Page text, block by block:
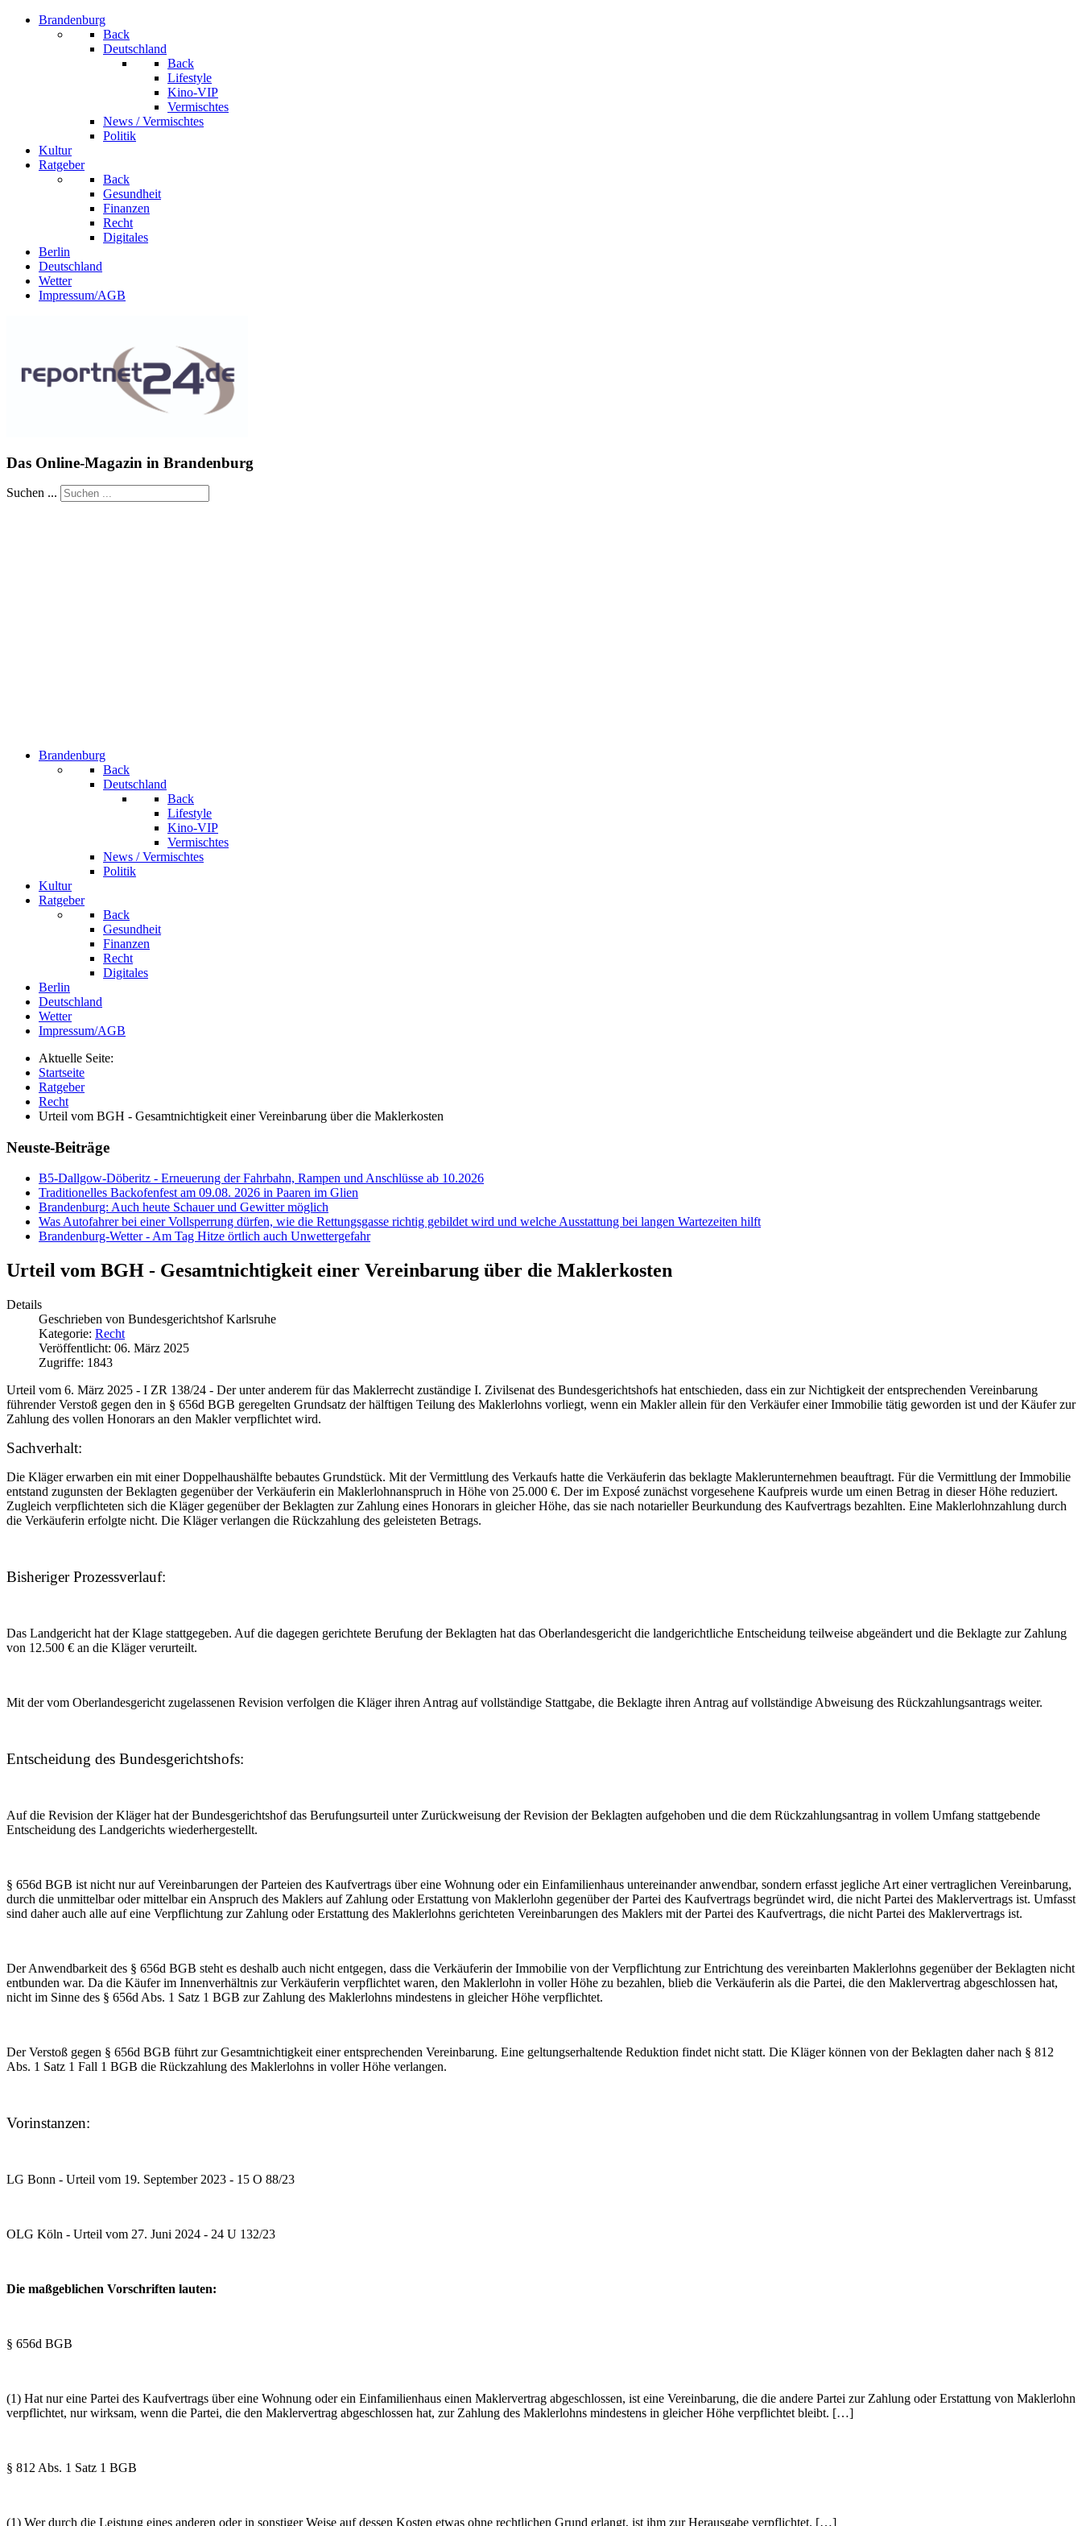
Brandenburg
Back
Deutschland
Back
Lifestyle
Kino-VIP
Vermischtes
News / Vermischtes
Politik
Kultur
Ratgeber
Back
Gesundheit
Finanzen
Recht
Digitales
Berlin
Deutschland
Wetter
Impressum/AGB
Das Online-Magazin in Brandenburg
Suchen ...
Brandenburg
Back
Deutschland
Back
Lifestyle
Kino-VIP
Vermischtes
News / Vermischtes
Politik
Kultur
Ratgeber
Back
Gesundheit
Finanzen
Recht
Digitales
Berlin
Deutschland
Wetter
Impressum/AGB
Aktuelle Seite:
Startseite
Ratgeber
Recht
Urteil vom BGH - Gesamtnichtigkeit einer Vereinbarung über die Maklerkosten
Neuste-Beiträge
B5-Dallgow-Döberitz - Erneuerung der Fahrbahn, Rampen und Anschlüsse ab 10.2026
Traditionelles Backofenfest am 09.08. 2026 in Paaren im Glien
Brandenburg: Auch heute Schauer und Gewitter möglich
Was Autofahrer bei einer Vollsperrung dürfen, wie die Rettungsgasse richtig gebildet wird und welche Ausstattung bei langen Wartezeiten hilft
Brandenburg-Wetter - Am Tag Hitze örtlich auch Unwettergefahr
Urteil vom BGH - Gesamtnichtigkeit einer Vereinbarung über die Maklerkosten
Details
Geschrieben von Bundesgerichtshof Karlsruhe
Kategorie: Recht
Veröffentlicht: 06. März 2025
Zugriffe: 1843
Urteil vom 6. März 2025 - I ZR 138/24 - Der unter anderem für das Maklerrecht zuständige I. Zivilsenat des Bundesgerichtshofs hat entschieden, dass ein zur Nichtigkeit der entsprechenden Vereinbarung
führender Verstoß gegen den in § 656d BGB geregelten Grundsatz der hälftigen Teilung des Maklerlohns vorliegt, wenn ein Makler allein für den Verkäufer einer Immobilie tätig geworden ist und der Käufer zur
Zahlung des vollen Honorars an den Makler verpflichtet wird.
Sachverhalt:
Die Kläger erwarben ein mit einer Doppelhaushälfte bebautes Grundstück. Mit der Vermittlung des Verkaufs hatte die Verkäuferin das beklagte Maklerunternehmen beauftragt. Für die Vermittlung der Immobilie
entstand zugunsten der Beklagten gegenüber der Verkäuferin ein Maklerlohnanspruch in Höhe von 25.000 €. Der im Exposé zunächst vorgesehene Kaufpreis wurde um einen Betrag in dieser Höhe reduziert.
Zugleich verpflichteten sich die Kläger gegenüber der Beklagten zur Zahlung eines Honorars in gleicher Höhe, das sie nach notarieller Beurkundung des Kaufvertrags bezahlten. Eine Maklerlohnzahlung durch
die Verkäuferin erfolgte nicht. Die Kläger verlangen die Rückzahlung des geleisteten Betrags.
Bisheriger Prozessverlauf:
Das Landgericht hat der Klage stattgegeben. Auf die dagegen gerichtete Berufung der Beklagten hat das Oberlandesgericht die landgerichtliche Entscheidung teilweise abgeändert und die Beklagte zur Zahlung
von 12.500 € an die Kläger verurteilt.
Mit der vom Oberlandesgericht zugelassenen Revision verfolgen die Kläger ihren Antrag auf vollständige Stattgabe, die Beklagte ihren Antrag auf vollständige Abweisung des Rückzahlungsantrags weiter.
Entscheidung des Bundesgerichtshofs:
Auf die Revision der Kläger hat der Bundesgerichtshof das Berufungsurteil unter Zurückweisung der Revision der Beklagten aufgehoben und die dem Rückzahlungsantrag in vollem Umfang stattgebende
Entscheidung des Landgerichts wiederhergestellt.
§ 656d BGB ist nicht nur auf Vereinbarungen der Parteien des Kaufvertrags über eine Wohnung oder ein Einfamilienhaus untereinander anwendbar, sondern erfasst jegliche Art einer vertraglichen Vereinbarung,
durch die unmittelbar oder mittelbar ein Anspruch des Maklers auf Zahlung oder Erstattung von Maklerlohn gegenüber der Partei des Kaufvertrags begründet wird, die nicht Partei des Maklervertrags ist. Umfasst
sind daher auch alle auf eine Verpflichtung zur Zahlung oder Erstattung des Maklerlohns gerichteten Vereinbarungen des Maklers mit der Partei des Kaufvertrags, die nicht Partei des Maklervertrags ist.
Der Anwendbarkeit des § 656d BGB steht es deshalb auch nicht entgegen, dass die Verkäuferin der Immobilie von der Verpflichtung zur Entrichtung des vereinbarten Maklerlohns gegenüber der Beklagten nicht
entbunden war. Da die Käufer im Innenverhältnis zur Verkäuferin verpflichtet waren, den Maklerlohn in voller Höhe zu bezahlen, blieb die Verkäuferin als die Partei, die den Maklervertrag abgeschlossen hat,
nicht im Sinne des § 656d Abs. 1 Satz 1 BGB zur Zahlung des Maklerlohns mindestens in gleicher Höhe verpflichtet.
Der Verstoß gegen § 656d BGB führt zur Gesamtnichtigkeit einer entsprechenden Vereinbarung. Eine geltungserhaltende Reduktion findet nicht statt. Die Kläger können von der Beklagten daher nach § 812
Abs. 1 Satz 1 Fall 1 BGB die Rückzahlung des Maklerlohns in voller Höhe verlangen.
Vorinstanzen:
LG Bonn - Urteil vom 19. September 2023 - 15 O 88/23
OLG Köln - Urteil vom 27. Juni 2024 - 24 U 132/23
Die maßgeblichen Vorschriften lauten:
§ 656d BGB
(1) Hat nur eine Partei des Kaufvertrags über eine Wohnung oder ein Einfamilienhaus einen Maklervertrag abgeschlossen, ist eine Vereinbarung, die die andere Partei zur Zahlung oder Erstattung von Maklerlohn
verpflichtet, nur wirksam, wenn die Partei, die den Maklervertrag abgeschlossen hat, zur Zahlung des Maklerlohns mindestens in gleicher Höhe verpflichtet bleibt. […]
§ 812 Abs. 1 Satz 1 BGB
(1) Wer durch die Leistung eines anderen oder in sonstiger Weise auf dessen Kosten etwas ohne rechtlichen Grund erlangt, ist ihm zur Herausgabe verpflichtet. […]